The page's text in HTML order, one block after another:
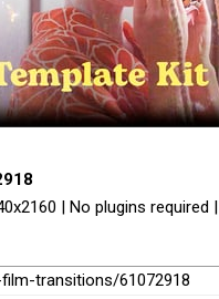
| No plugins required |
transitions/61072918